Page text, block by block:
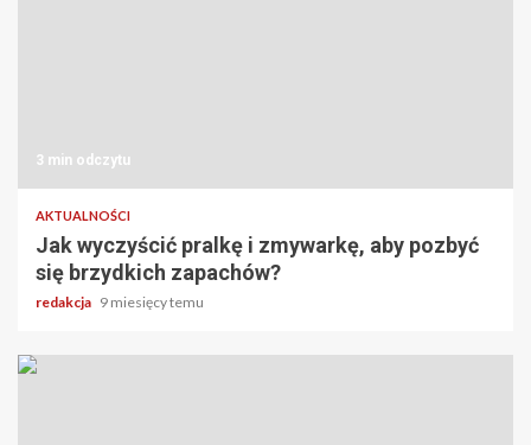
3 min odczytu
AKTUALNOŚCI
Jak wyczyścić pralkę i zmywarkę, aby pozbyć
się brzydkich zapachów?
redakcja 9 miesięcy temu